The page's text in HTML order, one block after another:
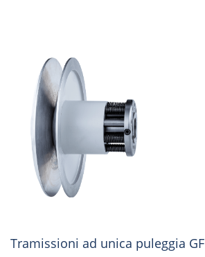
Tramissioni ad unica puleggia GF